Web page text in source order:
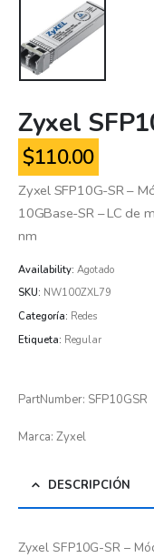
Zyxel
$110.00
Zyxel SFP10G-SR –
10GBase-SR – LC de
nm
Availability: Agotado
SKU: NW100ZXL79
Categoría: Redes
Etiqueta: Regular
PartNumber: SFP10GSR
Marca: Zyxel
DESCRIPCIÓN
Zyxel SFP10G-SR –